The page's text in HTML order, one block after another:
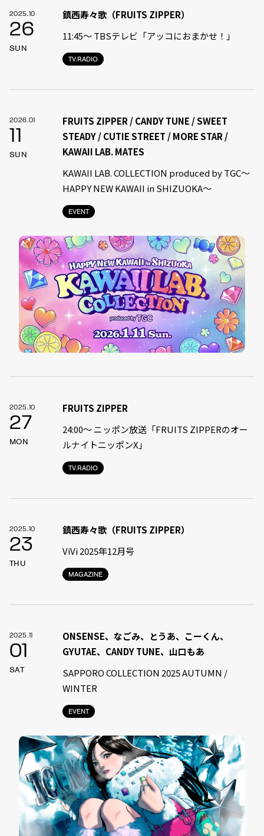
2025.10
26
SUN
TV.RADIO
鎮西寿々歌（FRUITS ZIPPER）
11:45〜 TBSテレビ「アッコにおまかせ！」
2026.01
11
SUN
EVENT
FRUITS ZIPPER / CANDY TUNE / SWEET
STEADY / CUTIE STREET / MORE STAR /
KAWAII LAB. MATES
KAWAII LAB. COLLECTION produced by TGC～
HAPPY NEW KAWAII in SHIZUOKA～
2025.10
27
MON
TV.RADIO
FRUITS ZIPPER
24:00〜 ニッポン放送「FRUITS ZIPPERのオー
ルナイトニッポンX」
2025.10
23
THU
MAGAZINE
鎮西寿々歌（FRUITS ZIPPER）
ViVi 2025年12月号
2025.11
01
SAT
EVENT
ONSENSE、なごみ、とうあ、こーくん、
GYUTAE、CANDY TUNE、山口もあ
SAPPORO COLLECTION 2025 AUTUMN /
WINTER